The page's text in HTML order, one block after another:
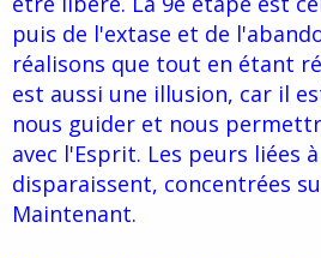
puis de l'extase et de
réalisons que tout en étant
est aussi une illusion, car il
nous guider et nous
avec l'Esprit. Les peurs liées
disparaissent, concentrées
Maintenant.